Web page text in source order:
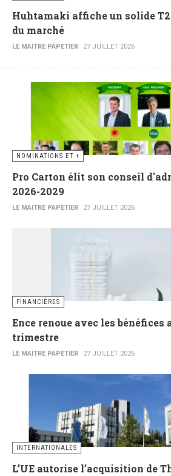
Huhtamaki affiche un solide
du marché
LE MAITRE PAPETIER 27 JUILLET 2026
NOMINATIONS ET +
Pro Carton élit son conseil
2026-2029
LE MAITRE PAPETIER 27 JUILLET 2026
FINANCIÈRES
Ence renoue avec les bénéfices
trimestre
LE MAITRE PAPETIER 27 JUILLET 2026
INTERNATIONALES
L’UE autorise l’acquisition de